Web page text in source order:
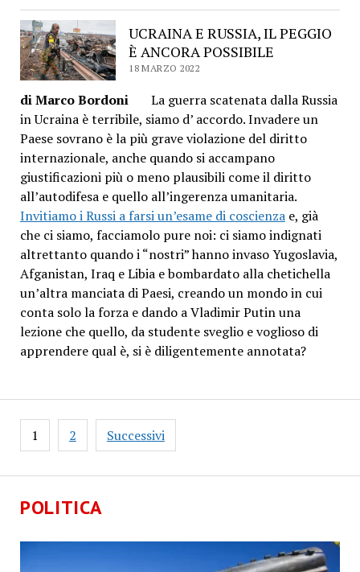
POLITICA
UCRAINA E RUSSIA, IL PEGGIO
È ANCORA POSSIBILE
18 MARZO 2022
di Marco BordoniLa guerra scatenata dalla Russia
in Ucraina è terribile, siamo d’ accordo. Invadere un
Paese sovrano è la più grave violazione del diritto
internazionale, anche quando si accampano
giustificazioni più o meno plausibili come il diritto
all’autodifesa e quello all’ingerenza umanitaria.
Invitiamo i Russi a farsi un’esame di coscienzae, già
che ci siamo, facciamolo pure noi: ci siamo indignati
altrettanto quando i “nostri” hanno invaso Yugoslavia,
Afganistan, Iraq e Libia e bombardato alla chetichella
un’altra manciata di Paesi, creando un mondo in cui
conta solo la forza e dando a Vladimir Putin una
lezione che quello, da studente sveglio e voglioso di
apprendere qual è, si è diligentemente annotata?
Paginazione
degli
1 2 Successivi